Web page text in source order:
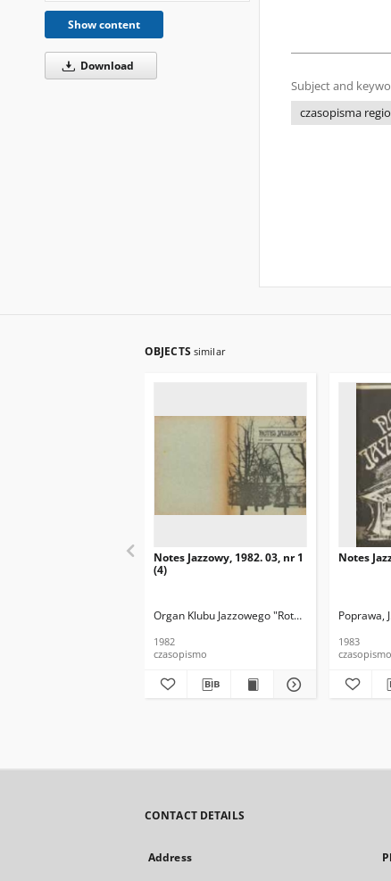
Show content
Download
Subject and
czasopisma
OBJECTS similar
Notes Jazzowy, 1982. 03, nr 1
(4)
Organ Klubu Jazzowego "Rotunda" Skoczek, T.
1982
czasopismo
Notes
Poprawa,
1983
czasopismo
CONTACT DETAILS
Address